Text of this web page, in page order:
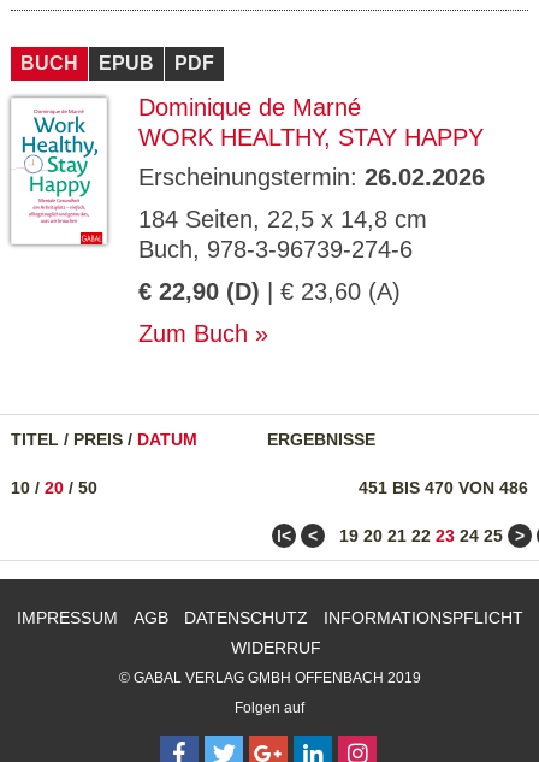
BUCH EPUB PDF
Dominique de Marné
WORK HEALTHY, STAY HAPPY
Erscheinungstermin: 26.02.2026
184 Seiten, 22,5 x 14,8 cm
Buch, 978-3-96739-274-6
€ 22,90 (D) | € 23,60 (A)
Zum Buch
TITEL / PREIS / DATUM ERGEBNISSE
451 BIS 470 VON 486
10 / 20 / 50
ǀ< < 19 20 21 22 23 24 25 >
IMPRESSUM AGB DATENSCHUTZ
INFORMATIONSPFLICHT
WIDERRUF
© GABAL VERLAG GMBH OFFENBACH 2019
Folgen auf